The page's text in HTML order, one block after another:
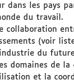
dans les pays
du travail.
collaboration
(voir
du
domaines de
et la